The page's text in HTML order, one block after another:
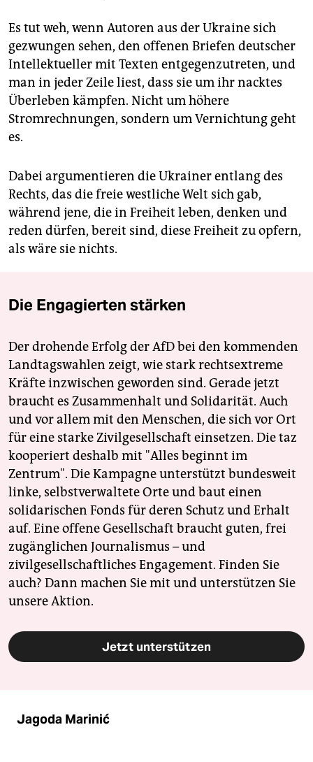
Es tut weh, wenn Autoren aus der Ukraine sich
gezwungen sehen, den offenen Briefen deutscher
Intellektueller mit Texten entgegenzutreten, und
man in jeder Zeile liest, dass sie um ihr nacktes
Überleben kämpfen. Nicht um höhere
Stromrechnungen, sondern um Vernichtung geht
es.
Dabei argumentieren die Ukrainer entlang des
Rechts, das die freie westliche Welt sich gab,
während jene, die in Freiheit leben, denken und
reden dürfen, bereit sind, diese Freiheit zu opfern,
als wäre sie nichts.
Die Engagierten stärken
Der drohende Erfolg der AfD bei den kommenden
Landtagswahlen zeigt, wie stark rechtsextreme
Kräfte inzwischen geworden sind. Gerade jetzt
braucht es Zusammenhalt und Solidarität. Auch
und vor allem mit den Menschen, die sich vor Ort
für eine starke Zivilgesellschaft einsetzen. Die taz
kooperiert deshalb mit "Alles beginnt im
Zentrum". Die Kampagne unterstützt bundesweit
linke, selbstverwaltete Orte und baut einen
solidarischen Fonds für deren Schutz und Erhalt
auf. Eine offene Gesellschaft braucht guten, frei
zugänglichen Journalismus – und
zivilgesellschaftliches Engagement. Finden Sie
auch? Dann machen Sie mit und unterstützen Sie
unsere Aktion.
Jetzt unterstützen
Jagoda Marinić